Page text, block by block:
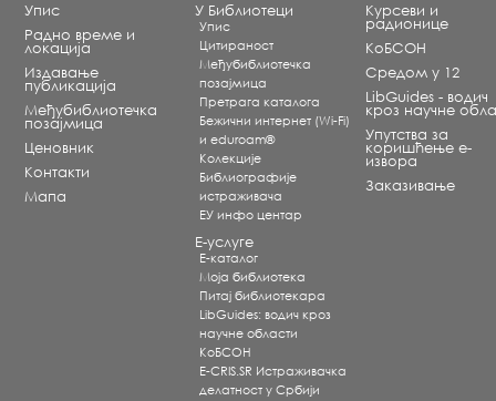
Упис
Радно време и
локација
Издавање
публикација
Међубиблиотечка
позајмица
Ценовник
Контакти
Мапа
У Библиотеци
Упис
Цитираност
Међубиблиотечка
позајмица
Претрага каталога
Бежични интернет (Wi-Fi)
и eduroam®
Koлекције
Библиографије
истраживача
ЕУ инфо центар
Е-услуге
Е-каталог
Моја библиотека
Питај библиотекара
LibGuides: водич кроз
научне области
КоБСОН
E-CRIS.SR Истраживачка
делатност у Србији
Курсеви и
радионице
КоБСОН
Средом у 12
LibGuides - водич
кроз научне
Упутства за
коришћење е-
извора
Заказивање